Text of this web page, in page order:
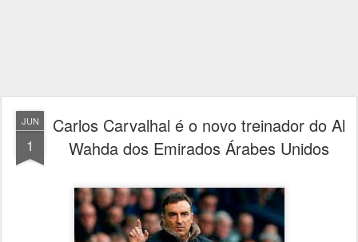
JUN
1
Carlos Carvalhal é o novo treinador do Al
Wahda dos Emirados Árabes Unidos